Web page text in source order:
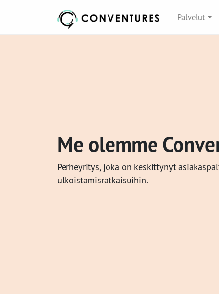
Palvelut
Me olemme
Perheyritys, joka on keskittynyt
ulkoistamisratkaisuihin.